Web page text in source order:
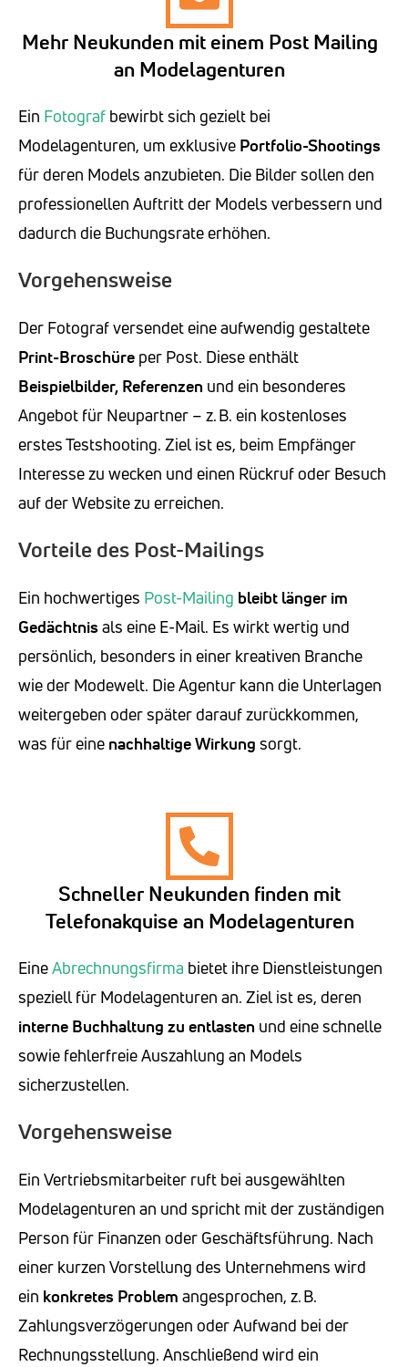
Mehr Neukunden mit einem Post Mailing
an Modelagenturen
Ein Fotograf bewirbt sich gezielt bei
Modelagenturen, um exklusive Portfolio-Shootings
für deren Models anzubieten. Die Bilder sollen den
professionellen Auftritt der Models verbessern und
dadurch die Buchungsrate erhöhen.
Vorgehensweise
Der Fotograf versendet eine aufwendig gestaltete
Print-Broschüre per Post. Diese enthält
Beispielbilder, Referenzen und ein besonderes
Angebot für Neupartner – z. B. ein kostenloses
erstes Testshooting. Ziel ist es, beim Empfänger
Interesse zu wecken und einen Rückruf oder Besuch
auf der Website zu erreichen.
Vorteile des Post-Mailings
Ein hochwertiges Post-Mailing bleibt länger im
Gedächtnisals eine E-Mail. Es wirkt wertig und
persönlich, besonders in einer kreativen Branche
wie der Modewelt. Die Agentur kann die Unterlagen
weitergeben oder später darauf zurückkommen,
was für eine nachhaltige Wirkung sorgt.
Schneller Neukunden finden mit
Telefonakquise an Modelagenturen
EineAbrechnungsfirma bietet ihre Dienstleistungen
speziell für Modelagenturen an. Ziel ist es, deren
interne Buchhaltung zu entlasten und eine schnelle
sowie fehlerfreie Auszahlung an Models
sicherzustellen.
Vorgehensweise
Ein Vertriebsmitarbeiter ruft bei ausgewählten
Modelagenturen an und spricht mit der zuständigen
Person für Finanzen oder Geschäftsführung. Nach
einer kurzen Vorstellung des Unternehmens wird
ein konkretes Problem angesprochen, z. B.
Zahlungsverzögerungen oder Aufwand bei der
Rechnungsstellung. Anschließend wird ein